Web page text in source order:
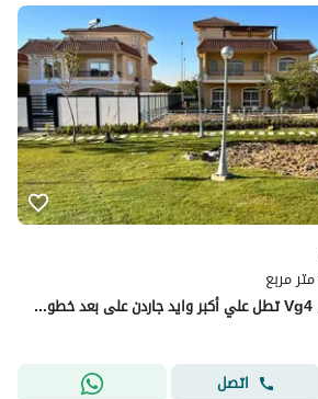
فيلا للبيع في مدينتي بال Vg4 تطل علي أكبر وايد جاردن على بعد خطوات من النادى والحديقه المركزيه والفودكورت بمساحه 700م
اتصل